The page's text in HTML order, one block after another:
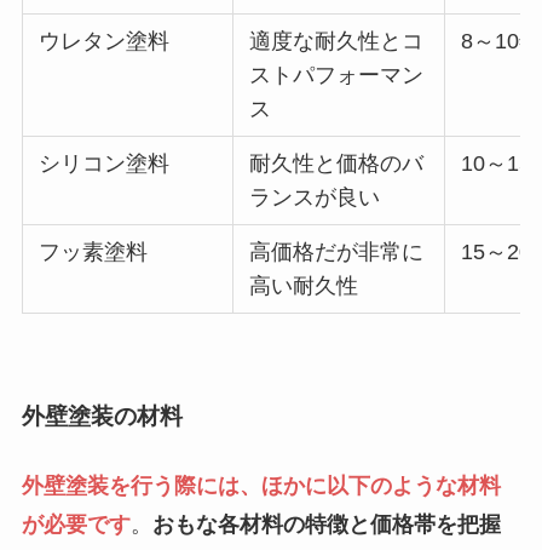
ウレタン塗料
適度な耐久性とコ
ストパフォーマン
ス
8～10年
シリコン塗料
耐久性と価格のバ
ランスが良い
10～15
フッ素塗料
高価格だが非常に
高い耐久性
15～20
外壁塗装の材料
外壁塗装を行う際には、ほかに以下のような材料
が必要です。 おもな各材料の特徴と価格帯を把握